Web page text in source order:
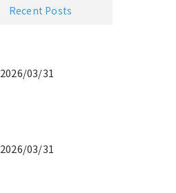
Recent Posts
2026/03/31
2026/03/31